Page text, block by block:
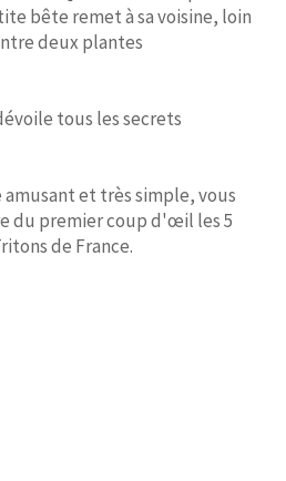
bête remet à sa voisine, loin
deux plantes
tous les secrets
et très simple, vous
du premier coup d'œil les 5
de France.